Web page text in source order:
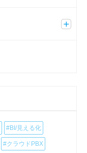
#BI/見える化
#クラウドPBX